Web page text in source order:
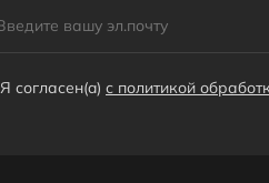
Я согласен(a) с политикой